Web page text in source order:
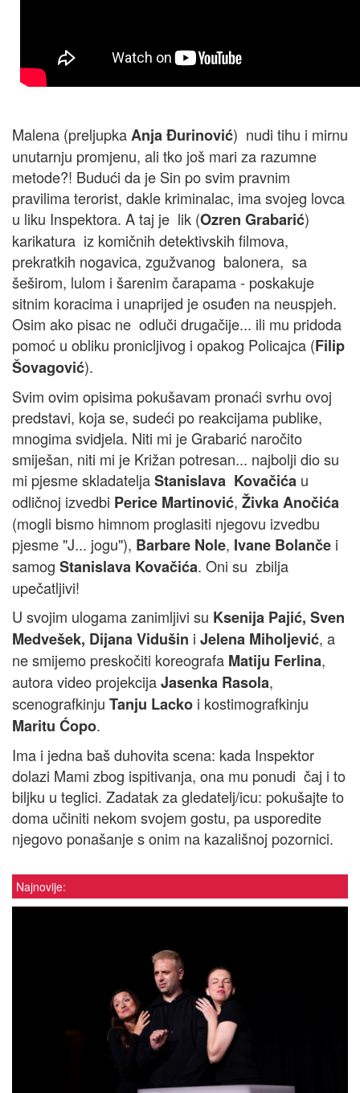
Malena (preljupkaAnja Đurinović) nudi tihu i mirnu
unutarnju promjenu, ali tko još mari za razumne
metode?! Budući da je Sin po svim pravnim
pravilima terorist, dakle kriminalac, ima svojeg lovca
u liku Inspektora. A taj je lik (Ozren Grabarić)
karikatura iz komičnih detektivskih filmova,
prekratkih nogavica, zgužvanog balonera, sa
šeširom, lulom i šarenim čarapama - poskakuje
sitnim koracima i unaprijed je osuđen na neuspjeh.
Osim ako pisac ne odluči drugačije... ili mu pridoda
pomoć u obliku pronicljivog i opakog Policajca (Filip
Šovagović).
Svim ovim opisima pokušavam pronaći svrhu ovoj
predstavi, koja se, sudeći po reakcijama publike,
mnogima svidjela. Niti mi je Grabarić naročito
smiješan, niti mi je Križan potresan... najbolji dio su
mi pjesme skladateljaStanislava Kovačića u
odličnoj izvedbi Perice Martinović, Živka Anočića
(mogli bismo himnom proglasiti njegovu izvedbu
pjesme "J... jogu"), Barbare Nole, Ivane Bolanče i
samog Stanislava Kovačića. Oni su zbilja
upečatljivi!
U svojim ulogama zanimljivi su Ksenija Pajić, Sven
Medvešek, Dijana Vidušin i Jelena Miholjević, a
ne smijemo preskočiti koreografa Matiju Ferlina,
autora video projekcijaJasenka Rasola,
scenografkinju Tanju Lacko i kostimografkinju
Maritu Ćopo.
Ima i jedna baš duhovita scena: kada Inspektor
dolazi Mami zbog ispitivanja, ona mu ponudi čaj i to
biljku u teglici. Zadatak za gledatelj/icu: pokušajte to
doma učiniti nekom svojem gostu, pa usporedite
njegovo ponašanje s onim na kazališnoj pozornici.
Najnovije: